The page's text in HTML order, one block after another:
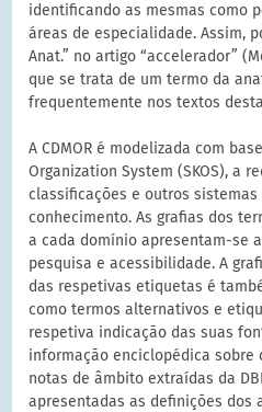
identificando as mesmas como
áreas de especialidade. Assim,
Anat.” no artigo “accelerador”
que se trata de um termo da
frequentemente nos textos
A CDMOR é modelizada com
Organization System (SKOS), a
classificações e outros sistemas
conhecimento. As grafias dos
a cada domínio apresentam-se
pesquisa e acessibilidade. A
das respetivas etiquetas é
como termos alternativos e
respetiva indicação das suas
informação enciclopédica sobre
notas de âmbito extraídas da
apresentadas as definições dos